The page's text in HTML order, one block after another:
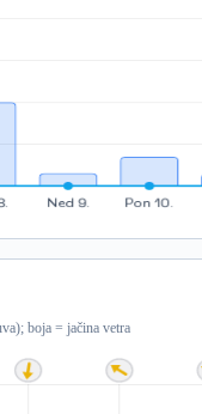
boja = jačina vetra